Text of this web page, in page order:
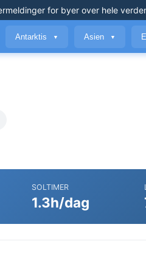
for byer over hele
Antarktis ▼ Asien ▼
SOLTIMER
1.3h/dag